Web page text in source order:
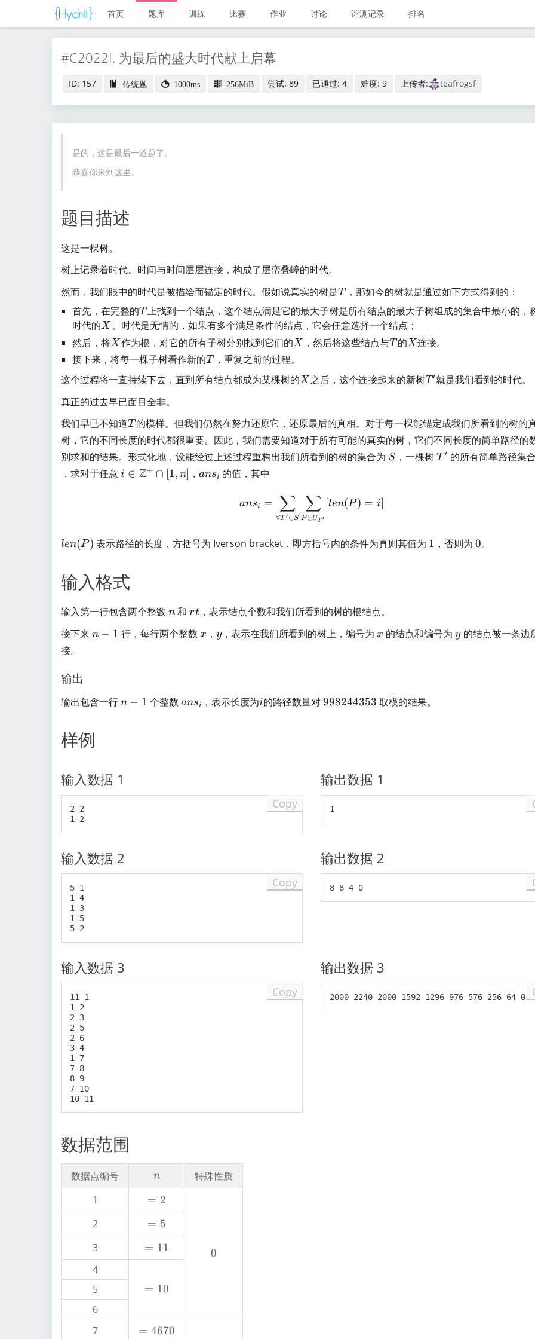
首页 题库 训练 比赛 作业 讨论 评测记录 排名
#C2022I. 为最后的盛大时代献上启幕
ID: 157 传统题 1000ms 256MiB 尝试: 89 已通过: 4 难度: 9 上传者: teafrogsf
是的，这是最后一道题了。
恭喜你来到这里。
题目描述
这是一棵树。
树上记录着时代。时间与时间层层连接，构成了层峦叠嶂的时代。
然而，我们眼中的时代是被描绘而锚定的时代。假如说真实的树是T
T ，那如今的树就是通过如下方式得到的：
首先，在完整的T
T上找到一个结点，这个结点满足它的最大子树是所有结点的最大子树组成的集合中最小的，
时代的X
X 。时代是无情的，如果有多个满足条件的结点，它会任意选择一个结点；
然后，将X
X作为根，对它的所有子树分别找到它们的X
X ，然后将这些结点与T
T的X
X连接。
接下来，将每一棵子树看作新的T
T ，重复之前的过程。
这个过程将一直持续下去，直到所有结点都成为某棵树的X
X 之后，这个连接起来的新树T
T ′就是我们看到的时代。
真正的过去早已面目全非。
我们早已不知道T
T 的模样。但我们仍然在努力还原它，还原最后的真相。对于每一棵能锚定成我们所看到的树的
树，它的不同长度的时代都很重要。因此，我们需要知道对于所有可能的真实的树，它们不同长度的简单路径的
别求和的结果。形式化地，设能经过上述过程重构出我们所看到的树的集合为 S
S ，一棵树T
T′ 的所有简单路径集
，求对于任意i\
t
b
^
\
n]
i ∈ Z+ ∩ [1, n] ，a
ansi 的值，其中
ans_i=\sum_{\forall T'\in S}\sum_{P\in
ansi =
∀T′∈S
∑
P∈UT′
∑ [len(P) = i]
le
P
len(P ) 表示路径的长度，方括号为 Iverson bracket，即方括号内的条件为真则其值为 1
1 ，否则为0
0。
输入格式
输入第一行包含两个整数 n
n 和 r
rt，表示结点个数和我们所看到的树的根结点。
接下来n
n − 1 行，每行两个整数 x
x ， y
y，表示在我们所看到的树上，编号为x
x 的结点和编号为y
y的结点被一条边
接。
输出
输出包含一行n
n − 1 个整数 a
ansi ，表示长度为i
i的路径数量对9
3
5
998244353 取模的结果。
样例
输入数据 1
2 2
Copy
输出数据 1
输入数据 2
5 1
1 4
1 3
1 5
Copy
输出数据 2
输入数据 3
11 1
1 2
2 3
2 5
2 6
3 4
1 7
7 8
8 9
7 10
Copy
输出数据 3
数据范围
数据点编号 n
n
特殊性质
1
=
2
= 2
0
0
2
=
5
= 5
3
=
1
= 11
4
=
0
= 10
5
6
7
=
= 4670